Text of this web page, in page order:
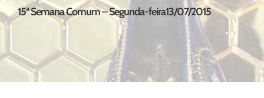
15ª Semana Comum – Segunda-feira13/07/2015